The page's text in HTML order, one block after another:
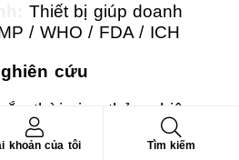
Thiết bị giúp doanh
/ WHO / FDA / ICH
cứu
thời gian thử nghiệm,
Tăng năng suất
khoản của tôi Tìm kiếm
Tìm kiếm